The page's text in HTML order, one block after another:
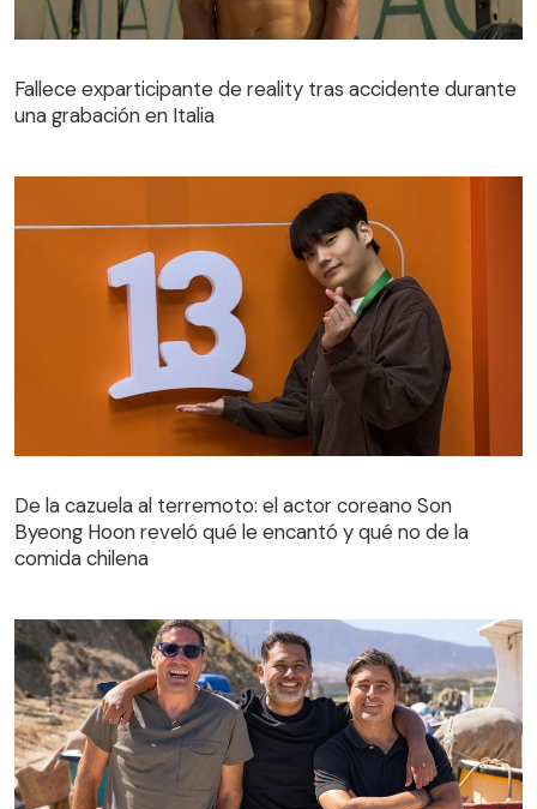
Fallece exparticipante de reality tras accidente durante
una grabación en Italia
De la cazuela al terremoto: el actor coreano Son
Byeong Hoon reveló qué le encantó y qué no de la
comida chilena